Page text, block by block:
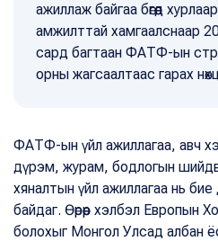
ажиллаж байгаа бөгөөд
амжилттай хамгаалснаар
сард багтаан ФАТФ-ын
орны жагсаалтаас гарах
ФАТФ-ын үйл ажиллагаа, авч
дүрэм, журам, бодлогын
хяналтын үйл ажиллагаа нь
байдаг. Өөрөөр хэлбэл Европын
болохыг Монгол Улсад албан